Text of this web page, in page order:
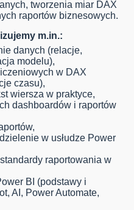
tworzenia miar DAX
raportów biznesowych.
m.in.:
danych (relacje,
modelu),
w DAX
czasu),
wiersza w praktyce,
dashboardów i raportów
w usłudze Power
raportowania w
BI (podstawy i
AI, Power Automate,